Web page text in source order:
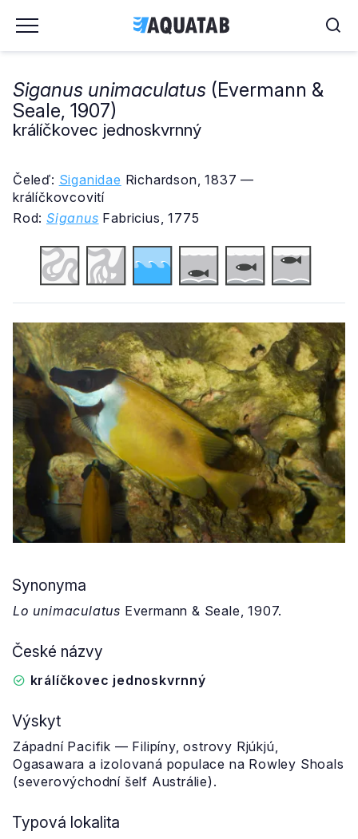
Siganus unimaculatus (Evermann &
Seale, 1907)
králíčkovec jednoskvrnný
Čeleď: Siganidae Richardson, 1837 —
králíčkovcovití
Rod: Siganus Fabricius, 1775
Synonyma
Lo unimaculatus Evermann & Seale, 1907.
České názvy
králíčkovec jednoskvrnný
Výskyt
Západní Pacifik — Filipíny, ostrovy Rjúkjú,
Ogasawara a izolovaná populace na Rowley Shoals
(severovýchodní šelf Austrálie).
Typová lokalita